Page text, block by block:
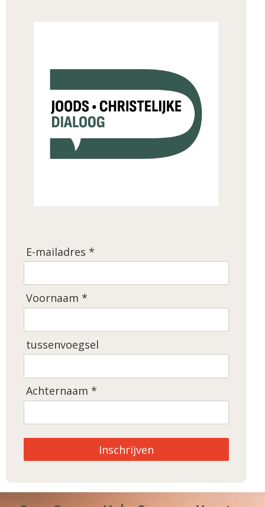
E-mailadres *
Voornaam *
tussenvoegsel
Achternaam *
Inschrijven